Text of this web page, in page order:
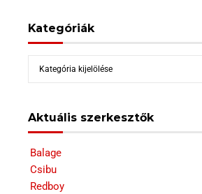
Kategóriák
Kategóriák
Aktuális szerkesztők
Balage
Csibu
Redboy